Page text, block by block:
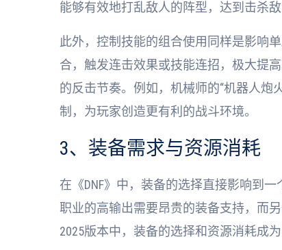
能够有效地打乱敌人的阵型，达到击杀敌
此外，控制技能的组合使用同样是影响
合，触发连击效果或技能连招，极大提
的反击节奏。例如，机械师的“机器人炮
制，为玩家创造更有利的战斗环境。
3、装备需求与资源消耗
在《DNF》中，装备的选择直接影响到
职业的高输出需要昂贵的装备支持，而
2025版本中，装备的选择和资源消耗成